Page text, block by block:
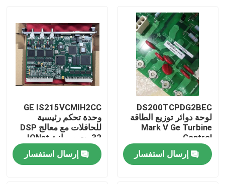
المنزل
DS200TCPDG2BEC
لوحة دوائر توزيع الطاقة
Mark V Ge Turbine
Control
إرسال استفسار
GE IS215VCMIH2CC
وحدة تحكم رئيسية
للحافلات مع معالج DSP
32 بت وموانئ IONet
Ethernet للأتمتة
الصناعيةإرسال استفسار